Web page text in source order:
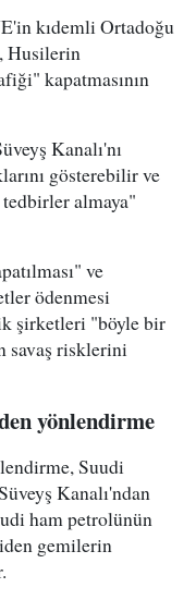
kıdemli Ortadoğu
Husilerin
kapatmasının
Kanalı'nı
gösterebilir ve
almaya"
ve
ödenmesi
şirketleri "böyle bir
savaş risklerini
yönlendirme
Suudi
Kanalı'ndan
ham petrolünün
gemilerin